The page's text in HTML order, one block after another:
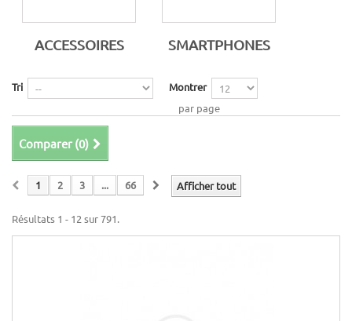
ACCESSOIRES SMARTPHONES
Tri
Montrer
par page
Comparer (0)
Afficher tout
1 2 3 ... 66
Résultats 1 - 12 sur 791.